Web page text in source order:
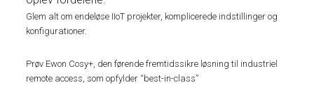
Glem alt om endeløse IIoT projekter, komplicerede indstillinger og
konfigurationer.
Prøv Ewon Cosy+, den førende fremtidssikre løsning til industriel
remote access, som opfylder “best-in-class”